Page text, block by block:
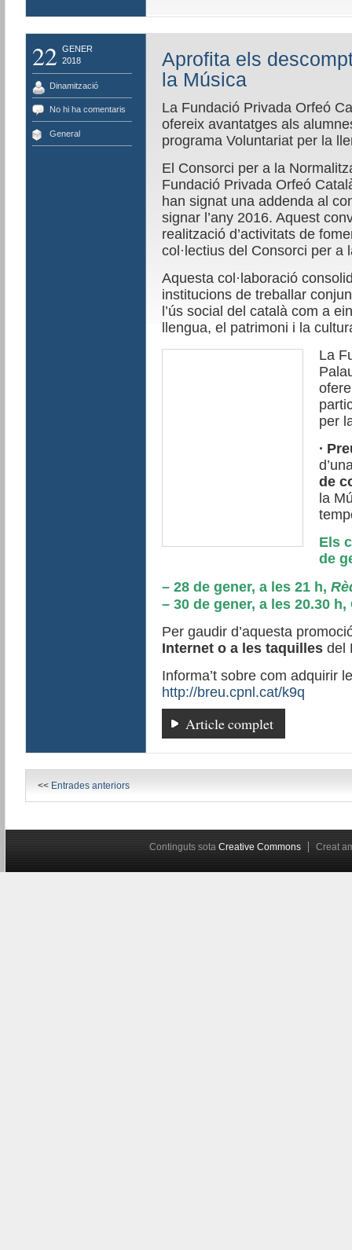
22 GENER
2018
Dinamització
No hi ha comentaris
General
Aprofita els
la Música
La Fundació Privada Orfeó
ofereix avantatges als
programa Voluntariat per la
El Consorci per a la
Fun­dació Privada Orfeó
han signat una addenda al
signar l’any 2016. Aquest
realització d’activitats de
col·lectius del Consorci per a
Aquesta col·laboració
institucions de treballar
l’ús social del català com a
llengua, el patrimoni i la
La
per
∙
de
la
Els
de
– 28 de gener, a les 21 h,
– 30 de gener, a les 20.30
Per gaudir d’aquesta
Internet o a les taquillesdel
Informa’t sobre com adquirir
http://breu.cpnl.cat/k9q
Article complet
<< Entrades anteriors
Continguts sota Creative Commons Creat